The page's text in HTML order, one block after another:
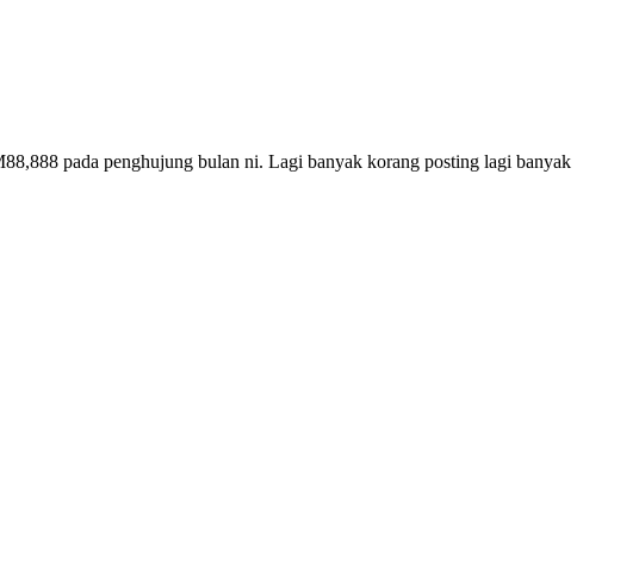
pada penghujung bulan ni. Lagi banyak korang posting lagi banyak